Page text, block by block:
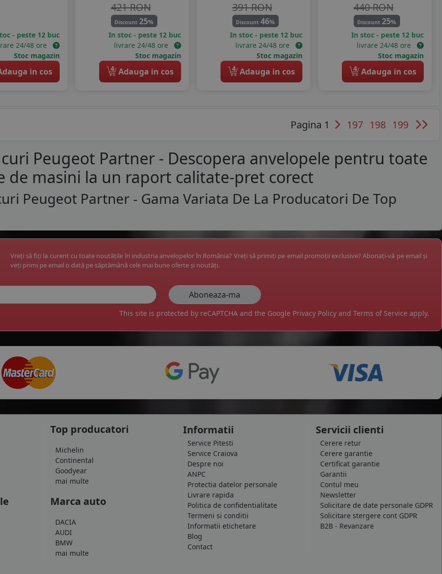
- peste 12 buc
24/48 ore
Stoc magazin
in cos
421 RON
Discount 25%
In stoc - peste 12 buc
livrare 24/48 ore
Stoc magazin
4 Adauga in cos
391 RON
Discount46%
In stoc - peste 12 buc
livrare 24/48 ore
Stoc magazin
4 Adauga in cos
440 RON
Discount 25%
In stoc - peste 12 buc
livrare 24/48 ore
Stoc magazin
4 Adauga in cos
Pagina 1 197 198 199
Peugeot Partner - Descopera anvelopele pentru toate
de masini la un raport calitate-pret corect
Peugeot Partner - Gama Variata De La Producatori De Top
Vreți să fiți la curent cu toate noutățile în industria anvelopelor în România? Vreți să primiți pe email promoții exclusive? Abonați-vă pe email și
veți primi pe email o dată pe săptămână cele mai bune oferte și noutăți.
This site is protected by reCAPTCHA and the Google Privacy Policy and Terms of Service apply.
Top producatori
Michelin
Continental
Goodyear
mai multe
Marca auto
DACIA
AUDI
BMW
mai multe
Informatii
Service Pitesti
Service Craiova
Despre noi
ANPC
Protectia datelor personale
Livrare rapida
Politica de confidentialitate
Termeni si conditii
Informatii etichetare
Blog
Contact
Servicii clienti
Cerere retur
Cerere garantie
Certificat garantie
Garantii
Contul meu
Newsletter
Solicitare de date personale GDPR
Solicitare stergere cont GDPR
B2B - Revanzare